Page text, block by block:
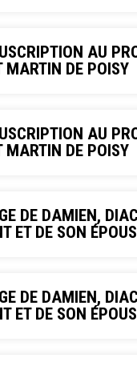
AU
MARTIN DE POISY
AU
MARTIN DE POISY
DE DAMIEN,
ET DE SON
DE DAMIEN,
ET DE SON